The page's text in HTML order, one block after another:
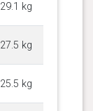
29.1 kg
27.5 kg
25.5 kg